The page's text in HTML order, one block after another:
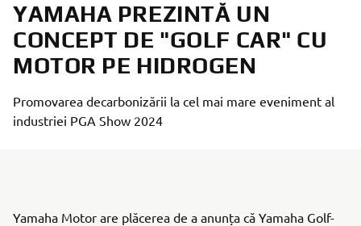
YAMAHA PREZINTĂ UN
CONCEPT DE "GOLF CAR" CU
MOTOR PE HIDROGEN
Promovarea decarbonizării la cel mai mare eveniment al
industriei PGA Show 2024
Yamaha Motor are plăcerea de a anunța că Yamaha Golf-